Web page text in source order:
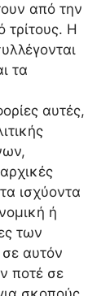
από την
Η
τα
αυτές,
ισχύοντα
ή
των
αυτόν
ποτέ σε